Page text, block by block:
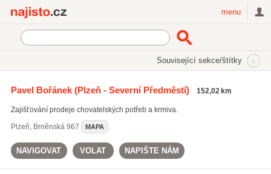
menu
Související sekce/štítky
Krmiva a krmné směsi
On-line prodej krmiv a krmných směsí (189)
Pavel Bořánek(Plzeň - Severní Předměstí) 152,02 km
Zajišťování prodeje chovatelských potřeb a krmiva.
Plzeň, Brněnská 967 MAPA
NAVIGOVAT VOLAT NAPIŠTE NÁM